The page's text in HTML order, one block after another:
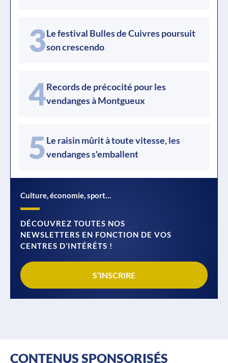
3Le festival Bulles de Cuivres poursuit
son crescendo
4Records de précocité pour les
vendanges à Montgueux
5Le raisin mûrit à toute vitesse, les
vendanges s'emballent
Culture, économie, sport…
DÉCOUVREZ TOUTES NOS
NEWSLETTERS EN FONCTION DE VOS
CENTRES D’INTÉRÉTS !
S’INSCRIRE
CONTENUS SPONSORISÉS